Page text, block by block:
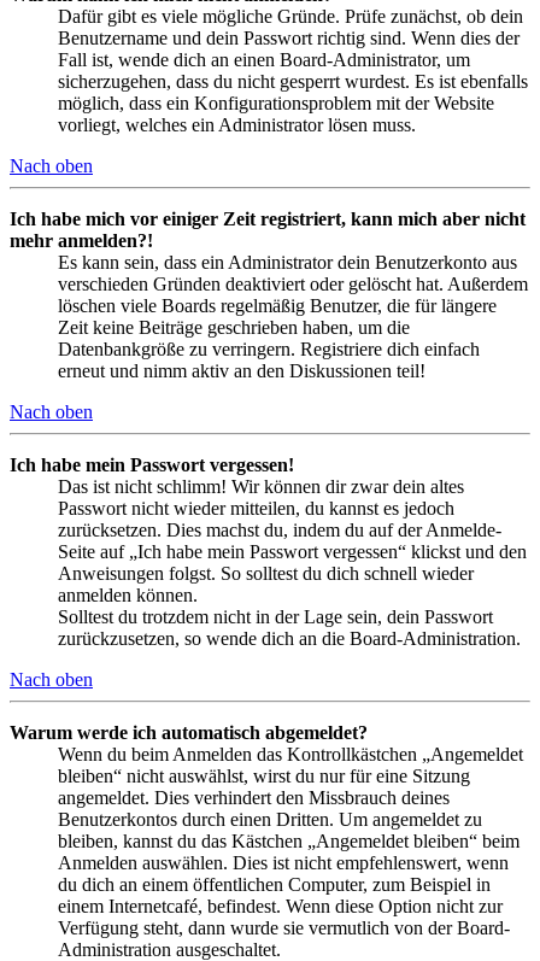
Dafür gibt es viele mögliche Gründe. Prüfe zunächst, ob dein
Benutzername und dein Passwort richtig sind. Wenn dies der
Fall ist, wende dich an einen Board-Administrator, um
sicherzugehen, dass du nicht gesperrt wurdest. Es ist ebenfalls
möglich, dass ein Konfigurationsproblem mit der Website
vorliegt, welches ein Administrator lösen muss.
Nach oben
Ich habe mich vor einiger Zeit registriert, kann mich aber nicht
mehr anmelden?!
Es kann sein, dass ein Administrator dein Benutzerkonto aus
verschieden Gründen deaktiviert oder gelöscht hat. Außerdem
löschen viele Boards regelmäßig Benutzer, die für längere
Zeit keine Beiträge geschrieben haben, um die
Datenbankgröße zu verringern. Registriere dich einfach
erneut und nimm aktiv an den Diskussionen teil!
Nach oben
Ich habe mein Passwort vergessen!
Das ist nicht schlimm! Wir können dir zwar dein altes
Passwort nicht wieder mitteilen, du kannst es jedoch
zurücksetzen. Dies machst du, indem du auf der Anmelde-
Seite auf „Ich habe mein Passwort vergessen“ klickst und den
Anweisungen folgst. So solltest du dich schnell wieder
anmelden können.
Solltest du trotzdem nicht in der Lage sein, dein Passwort
zurückzusetzen, so wende dich an die Board-Administration.
Nach oben
Warum werde ich automatisch abgemeldet?
Wenn du beim Anmelden das Kontrollkästchen „Angemeldet
bleiben“ nicht auswählst, wirst du nur für eine Sitzung
angemeldet. Dies verhindert den Missbrauch deines
Benutzerkontos durch einen Dritten. Um angemeldet zu
bleiben, kannst du das Kästchen „Angemeldet bleiben“ beim
Anmelden auswählen. Dies ist nicht empfehlenswert, wenn
du dich an einem öffentlichen Computer, zum Beispiel in
einem Internetcafé, befindest. Wenn diese Option nicht zur
Verfügung steht, dann wurde sie vermutlich von der Board-
Administration ausgeschaltet.